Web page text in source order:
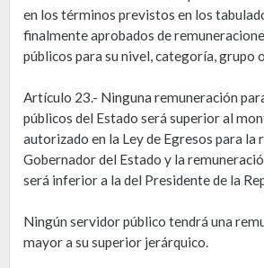
en los términos previstos en los
finalmente aprobados de
públicos para su nivel, categoría, grupo
Artículo 23.- Ninguna remuneración
públicos del Estado será superior al
autorizado en la Ley de Egresos para la
Gobernador del Estado y la
será inferior a la del Presidente de la
Ningún servidor público tendrá una
mayor a su superior jerárquico.